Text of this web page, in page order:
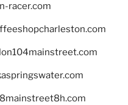
racer.com